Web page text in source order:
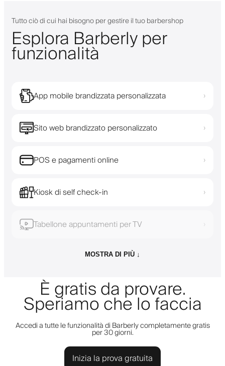
Tutto ciò di cui hai bisogno per gestire il tuo barbershop
Esplora Barberly per
funzionalità
App mobile brandizzata personalizzata ›
Sito web brandizzato personalizzato ›
POS e pagamenti online ›
Kiosk di self check-in ›
Tabellone appuntamenti per TV ›
MOSTRA DI PIÙ ↓
È gratis da provare.
Speriamo che lo faccia
Accedi a tutte le funzionalità di Barberly completamente gratis
per 30 giorni.
Inizia la prova gratuita